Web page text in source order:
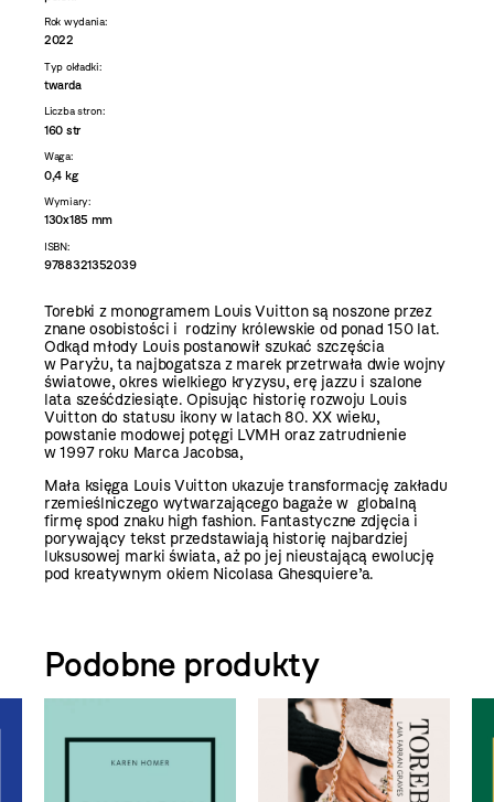
Rok wydania:
2022
Typ okładki:
twarda
Liczba stron:
160 str
Waga:
0,4 kg
Wymiary:
130x185 mm
ISBN:
9788321352039
Torebki z monogramem Louis Vuitton są noszone przez
znane osobistości i rodziny królewskie od ponad 150 lat.
Odkąd młody Louis postanowił szukać szczęścia
w Paryżu, ta najbogatsza z marek przetrwała dwie wojny
światowe, okres wielkiego kryzysu, erę jazzu i szalone
lata sześćdziesiąte. Opisując historię rozwoju Louis
Vuitton do statusu ikony w latach 80. XX wieku,
powstanie modowej potęgi LVMH oraz zatrudnienie
w 1997 roku Marca Jacobsa,
Mała księga Louis Vuitton ukazuje transformację zakładu
rzemieślniczego wytwarzającego bagaże w globalną
firmę spod znaku high fashion. Fantastyczne zdjęcia i
porywający tekst przedstawiają historię najbardziej
luksusowej marki świata, aż po jej nieustającą ewolucję
pod kreatywnym okiem Nicolasa Ghesquiere’a.
Podobne produkty